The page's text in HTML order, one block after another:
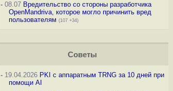
-08.07 Вредительство со стороны разработчика
OpenMandriva, которое могло причинить вред
пользователям (107 +34)
Советы
-19.04.2026 PKI с аппаратным TRNG за 10 дней при
помощи AI